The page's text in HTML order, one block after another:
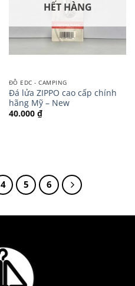
HẾT HÀNG
ĐỒ EDC - CAMPING
Đá lửa ZIPPO cao cấp chính
hãng Mỹ – New
40.000 ₫
4 5 6